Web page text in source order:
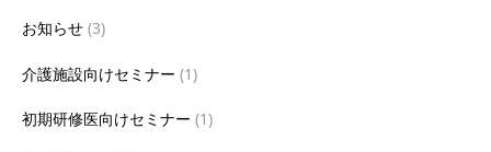
お知らせ (3)
介護施設向けセミナー (1)
初期研修医向けセミナー (1)